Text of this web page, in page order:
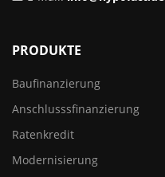
PRODUKTE
Baufinanzierung
Anschlusssfinanzierung
Ratenkredit
Modernisierung